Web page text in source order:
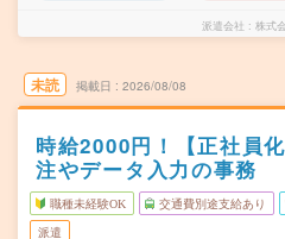
派遣会社 株式
未読 掲載日 2026/08/08
時給2000円！【正社員
注やデータ入力の事務
職種未経験OK 交通費別途支給あり
派遣